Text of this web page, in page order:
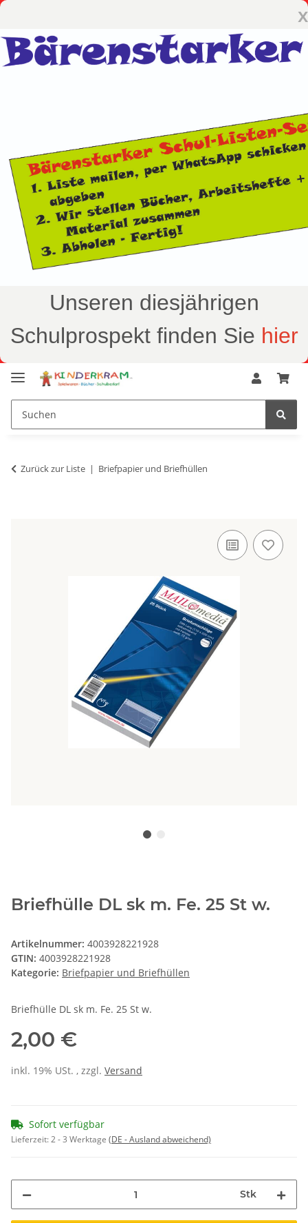
x
Unseren diesjährigen
Schulprospekt finden Sie hier
Zurück zur Liste Briefpapier und Briefhüllen
Briefhülle DL sk m. Fe. 25 St w.
Artikelnummer: 4003928221928
GTIN: 4003928221928
Kategorie: Briefpapier und Briefhüllen
Briefhülle DL sk m. Fe. 25 St w.
2,00 €
inkl. 19% USt. , zzgl. Versand
Sofort verfügbar
Lieferzeit:2 - 3 Werktage (DE - Ausland abweichend)
Stk